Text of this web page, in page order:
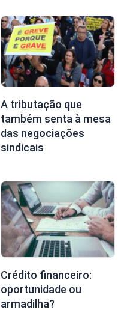
A tributação que
também senta à mesa
das negociações
sindicais
Crédito financeiro:
oportunidade ou
armadilha?